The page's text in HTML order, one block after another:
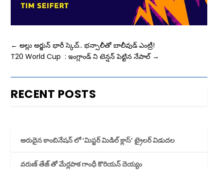
←అల్లు అర్జున్ భారీ స్కెచ్.. భన్సాలీతో బాలీవుడ్‌ ఎంట్రీ!
T20 World Cup : ఇంగ్లాండ్ ని టెన్షన్ పెట్టిన నేపాల్→
RECENT POSTS
అరుదైన కాంబినేషన్ లో ‘మిస్టర్ మిడిల్ క్లాస్’ ట్రైలర్ విడుదల
వరుణ్ తేజ్ తో మేర్లపాక గాంధీ కొరియన్ దెయ్యం